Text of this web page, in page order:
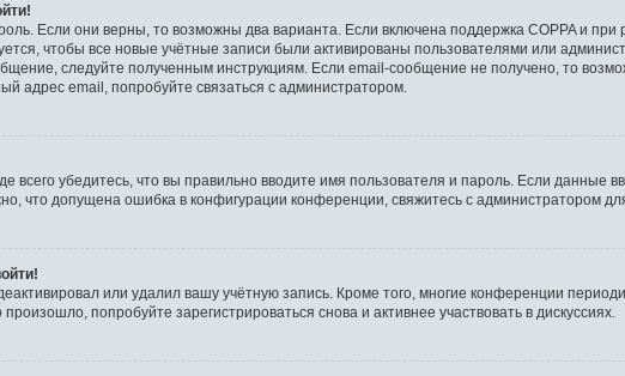
Если они верны, то возможны два варианта. Если включена поддержка COPPA и
чтобы все новые учётные записи были активированы пользователями или
следуйте полученным инструкциям. Если email-сообщение не получено, то
адрес email, попробуйте связаться с администратором.
всего убедитесь, что вы правильно вводите имя пользователя и пароль. Если данные
что допущена ошибка в конфигурации конференции, свяжитесь с администратором
или удалил вашу учётную запись. Кроме того, многие конференции
попробуйте зарегистрироваться снова и активнее участвовать в дискуссиях.